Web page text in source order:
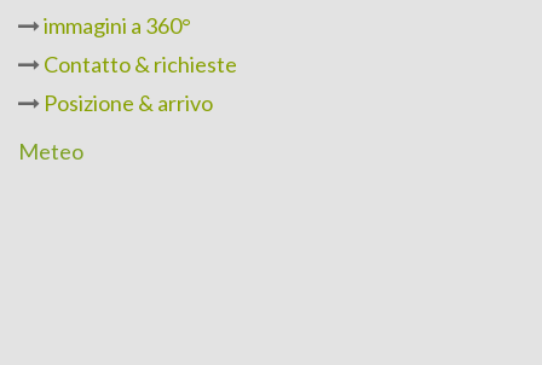
immagini a 360°
Contatto & richieste
Posizione & arrivo
Meteo